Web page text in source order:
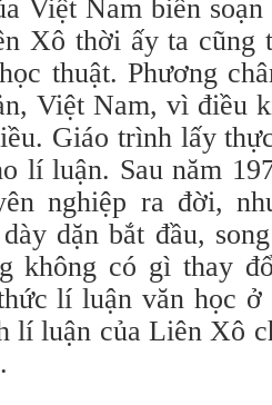
Việt Nam biên
Xô thời ấy ta cũng
thuật. Phương
Việt Nam, vì điều
Giáo trình lấy
lí luận. Sau năm
nghiệp ra đời,
dặn bắt đầu,
không có gì thay
lí luận văn học ở
lí luận của Liên Xô